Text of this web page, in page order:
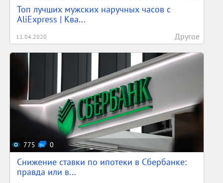
Топ лучших мужских наручных часов с
AliExpress | Ква...
11.04.2020 Другое
775 0
Снижение ставки по ипотеки в Сбербанке:
правда или в...